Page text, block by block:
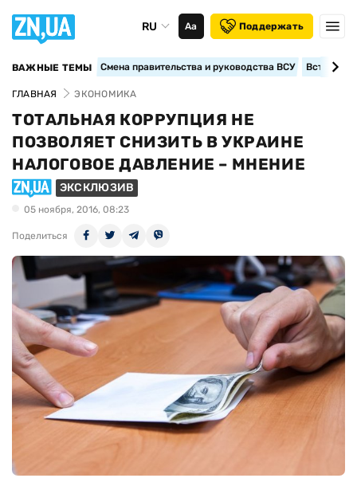
RU Аа Поддержать
ВАЖНЫЕ ТЕМЫ Смена правительства и руководства ВСУ
ГЛАВНАЯ ЭКОНОМИКА
ТОТАЛЬНАЯ КОРРУПЦИЯ НЕ
ПОЗВОЛЯЕТ СНИЗИТЬ В УКРАИНЕ
НАЛОГОВОЕ ДАВЛЕНИЕ – МНЕНИЕ
ЭКСКЛЮЗИВ
05 ноября, 2016, 08:23
Поделиться